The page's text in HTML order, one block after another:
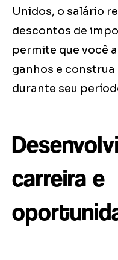
Unidos, o salário
descontos de
permite que você
ganhos e
durante seu
carreira e